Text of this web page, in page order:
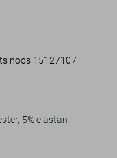
vrienden in het park,
moeiteloos met
een elegante blouse.
het gemakkelijk te
en biedt je een
noos 15127107
5% elastan